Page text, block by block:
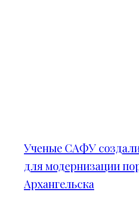
Ученые САФУ
для модернизации
Архангельска